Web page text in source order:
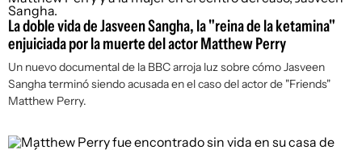
La doble vida de Jasveen Sangha, la "reina de la ketamina"
enjuiciada por la muerte del actor Matthew Perry
Un nuevo documental de la BBC arroja luz sobre cómo Jasveen
Sangha terminó siendo acusada en el caso del actor de "Friends"
Matthew Perry.